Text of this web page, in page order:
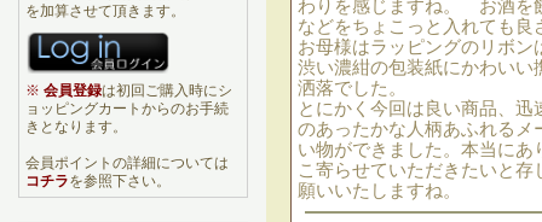
わりを感じますね。 お酒を
などをちょこっと入れても良
お母様はラッピングのリボ
渋い濃紺の包装紙にかわい
洒落でした。
とにかく今回は良い商品、
のあったかな人柄あふれる
い物ができました。本当に
こ寄らせていただきたいと
願いいたしますね。
を加算させて頂きます。
※ 会員登録は初回ご購入時にシ
ョッピングカートからのお手続
きとなります。
会員ポイントの詳細については
コチラを参照下さい。